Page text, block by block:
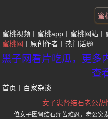
蜜
蜜桃视频 蜜桃app 蜜桃网站
蜜桃网
原创作者 热门话题
黑子网看片吃瓜，更多
查
首页 百家杂谈
女子患肾结石老公帮
一位女子因肾结石痛苦难忍，老公突